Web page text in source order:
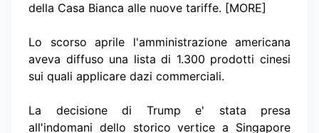
della Casa Bianca alle nuove tariffe. [MORE]
Lo scorso aprile l'amministrazione americana
aveva diffuso una lista di 1.300 prodotti cinesi
sui quali applicare dazi commerciali.
La decisione di Trump e' stata presa
all'indomani dello storico vertice a Singapore